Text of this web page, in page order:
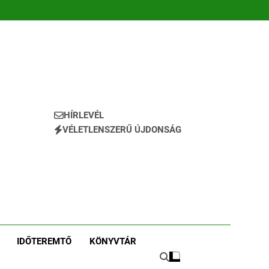
HÍRLEVÉL
VÉLETLENSZERŰ ÚJDONSÁG
IDŐTEREMTŐ KÖNYVTÁR